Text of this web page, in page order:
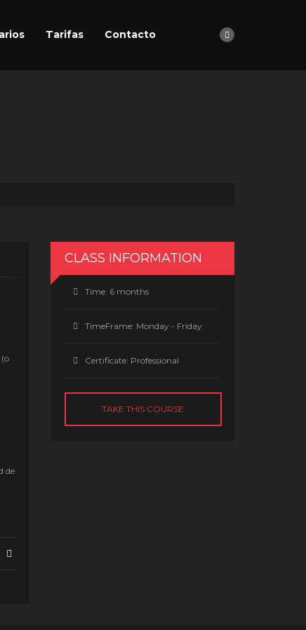
Tarifas Contacto
de
CLASS INFORMATION
Time: 6 months
TimeFrame: Monday - Friday
Certificate: Professional
TAKE THIS COURSE